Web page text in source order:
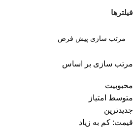
فیلترها
مرتب سازی بر اساس
محبوبیت
متوسط امتیاز
جدیدترین
قیمت: کم به زیاد